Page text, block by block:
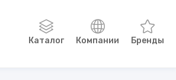
Каталог
Компании Бренды